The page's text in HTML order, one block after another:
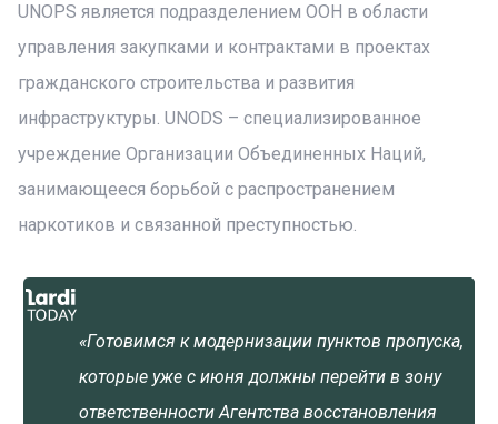
UNOPS является подразделением ООН в области
управления закупками и контрактами в проектах
гражданского строительства и развития
инфраструктуры. UNODS – специализированное
учреждение Организации Объединенных Наций,
занимающееся борьбой с распространением
наркотиков и связанной преступностью.
«Готовимся к модернизации пунктов пропуска,
которые уже с июня должны перейти в зону
ответственности Агентства восстановления